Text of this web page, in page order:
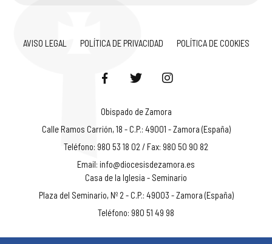
AVISO LEGAL POLÍTICA DE PRIVACIDAD POLÍTICA DE COOKIES
Obispado de Zamora
Calle Ramos Carrión, 18 - C.P.: 49001 - Zamora (España)
Teléfono: 980 53 18 02 / Fax: 980 50 90 82
Email: info@diocesisdezamora.es
Casa de la Iglesia - Seminario
Plaza del Seminario, Nº 2 - C.P.: 49003 - Zamora (España)
Teléfono: 980 51 49 98